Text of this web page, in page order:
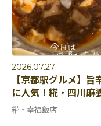
2026.07.27
【京都駅グルメ】旨
に人気！糀・四川麻
糀・幸福飯店